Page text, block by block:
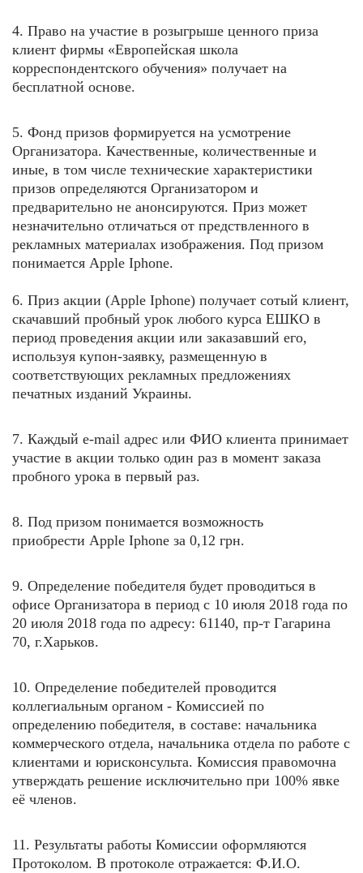
4. Право на участие в розыгрыше ценного приза
клиент фирмы «Европейская школа
корреспондентского обучения» получает на
бесплатной основе.
5. Фонд призов формируется на усмотрение
Организатора. Качественные, количественные и
иные, в том числе технические характеристики
призов определяются Организатором и
предварительно не анонсируются. Приз может
незначительно отличаться от предствленного в
рекламных материалах изображения. Под призом
понимается Apple Iphone.
6. Приз акции (Apple Iphone) получает сотый клиент,
скачавший пробный урок любого курса ЕШКО в
период проведения акции или заказавший его,
используя купон-заявку, размещенную в
соответствующих рекламных предложениях
печатных изданий Украины.
7. Каждый e-mail адрес или ФИО клиента принимает
участие в акции только один раз в момент заказа
пробного урока в первый раз.
8. Под призом понимается возможность
приобрести Apple Iphone за 0,12 грн.
9. Определение победителя будет проводиться в
офисе Организатора в период с 10 июля 2018 года по
20 июля 2018 года по адресу: 61140, пр-т Гагарина
70, г.Харьков.
10. Определение победителей проводится
коллегиальным органом - Комиссией по
определению победителя, в составе: начальника
коммерческого отдела, начальника отдела по работе с
клиентами и юрисконсульта. Комиссия правомочна
утверждать решение исключительно при 100% явке
её членов.
11. Результаты работы Комиссии оформляются
Протоколом. В протоколе отражается: Ф.И.О.